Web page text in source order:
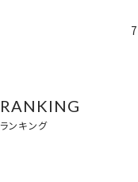
7
RANKING
ランキング